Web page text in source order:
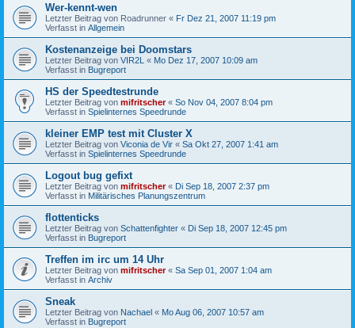
Wer-kennt-wen
Letzter Beitrag von Roadrunner « Fr Dez 21, 2007 11:19 pm
Verfasst in Allgemein
Kostenanzeige bei Doomstars
Letzter Beitrag von VIR2L « Mo Dez 17, 2007 10:09 am
Verfasst in Bugreport
HS der Speedtestrunde
Letzter Beitrag von mifritscher« So Nov 04, 2007 8:04 pm
Verfasst in Spielinternes Speedrunde
kleiner EMP test mit Cluster X
Letzter Beitrag von Viconia de Vir « Sa Okt 27, 2007 1:41 am
Verfasst in Spielinternes Speedrunde
Logout bug gefixt
Letzter Beitrag von mifritscher« Di Sep 18, 2007 2:37 pm
Verfasst in Militärisches Planungszentrum
flottenticks
Letzter Beitrag von Schattenfighter « Di Sep 18, 2007 12:45 pm
Verfasst in Bugreport
Treffen im irc um 14 Uhr
Letzter Beitrag von mifritscher« Sa Sep 01, 2007 1:04 am
Verfasst in Archiv
Sneak
Letzter Beitrag von Nachael « Mo Aug 06, 2007 10:57 am
Verfasst in Bugreport